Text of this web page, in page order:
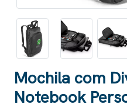
Mochila com
Notebook